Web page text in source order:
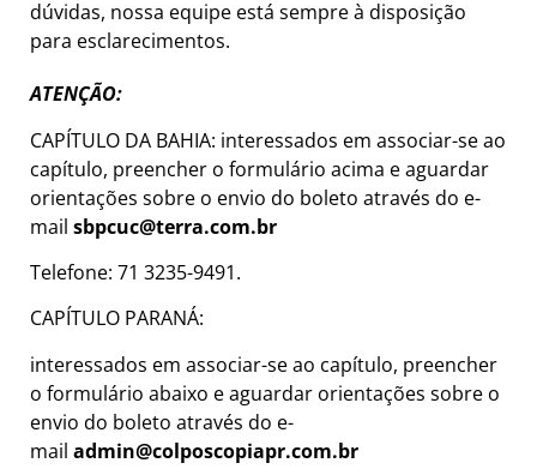
dúvidas, nossa equipe está sempre à disposição
para esclarecimentos.
ATENÇÃO:
CAPÍTULO DA BAHIA: interessados em associar-se ao
capítulo, preencher o formulário acima e aguardar
orientações sobre o envio do boleto através do e-
mail sbpcuc@terra.com.br
Telefone: 71 3235-9491.
CAPÍTULO PARANÁ:
interessados em associar-se ao capítulo, preencher
o formulário abaixo e aguardar orientações sobre o
envio do boleto através do e-
mail admin@colposcopiapr.com.br